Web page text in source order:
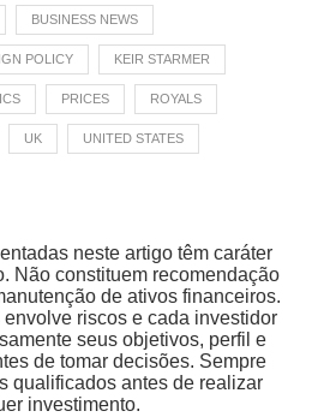
BUSINESS NEWS
POLICY KEIR STARMER
PRICES ROYALS
UK UNITED STATES
neste artigo têm caráter
Não constituem recomendação
de ativos financeiros.
riscos e cada investidor
seus objetivos, perfil e
de tomar decisões. Sempre
qualificados antes de realizar
investimento.